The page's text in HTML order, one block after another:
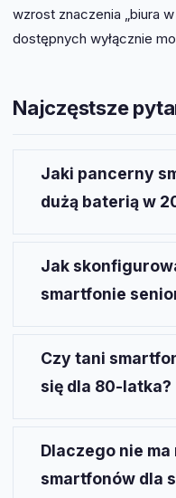
wzrost znaczenia „biura
dostępnych wyłącznie
Najczęstsze
Jaki pancerny
dużą baterią w
– wytrzymała
latarka. Kosztuje ok.
Jak
smartfonie
Play lub App Store,
zaufanym i
dodać skrót do
Czy tani
się dla 80-latka?
interfejsem i
Przykład: Maxcom
ekran i pojemną
Dlaczego nie
smartfonów dla